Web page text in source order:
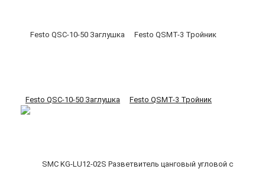
Festo QSC-10-50 Заглушка Festo QSMT-3 Тройник